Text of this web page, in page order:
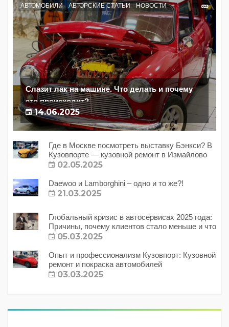
АВТОМОБИЛИ АВТОРСКИЕ СТАТЬИ НОВОСТИ
Слазит лак на машине. Что делать и почему
это происходит?
14.06.2025
Где в Москве посмотреть выставку Бэнкси? В
Кузовпорте — кузовной ремонт в Измайлово
02.05.2025
Daewoo и Lamborghini – одно и то же?!
21.03.2025
Глобальный кризис в автосервисах 2025 года:
Причины, почему клиентов стало меньше и что
с этим делать?
05.03.2025
Опыт и профессионализм Кузовпорт: Кузовной
ремонт и покраска автомобилей
03.03.2025